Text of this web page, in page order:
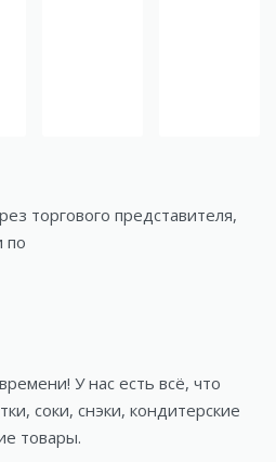
торгового представителя,
по
У нас есть всё, что
соки, снэки, кондитерские
товары.